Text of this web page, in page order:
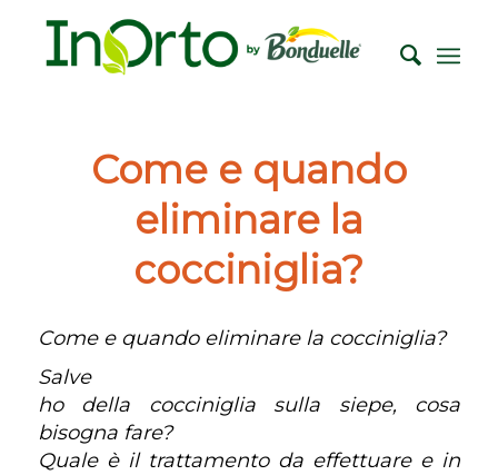
Come e quando
eliminare la
cocciniglia?
Come e quando eliminare la cocciniglia?
Salve
ho della cocciniglia sulla siepe, cosa
bisogna fare?
Quale è il trattamento da effettuare e in